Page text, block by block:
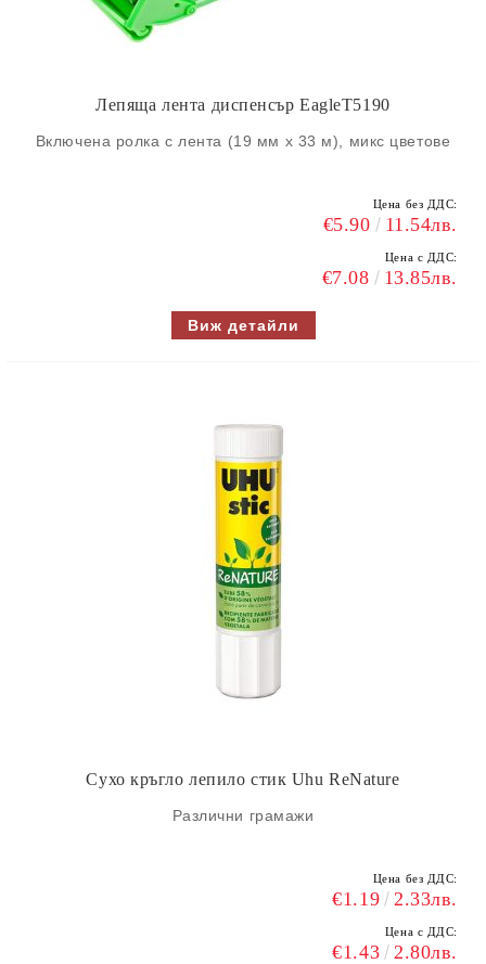
Лепяща лента диспенсър EagleT5190
Включена ролка с лента (19 мм x 33 м), микс цветове
Цена без ДДС:
€5.90 11.54лв.
Цена с ДДС:
€7.08 13.85лв.
Виж детайли
Сухо кръгло лепило стик Uhu ReNature
Различни грамажи
Цена без ДДС:
€1.19 2.33лв.
Цена с ДДС:
€1.43 2.80лв.